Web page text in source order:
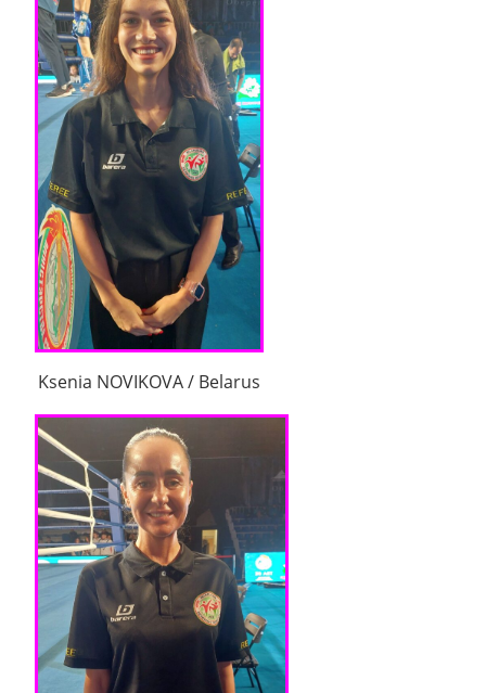
Ksenia NOVIKOVA / Belarus